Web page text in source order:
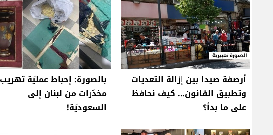
أرصفة صيدا بين إزالة التعديات
وتطبيق القانون... كيف نحافظ
على ما بدأ؟
بالصورة: إحباط عمليّة تهريب
مخدّرات من لبنان إلى
السعوديّة!